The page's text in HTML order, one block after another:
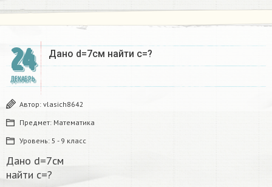
24
ДЕКАБРЬ
Дано d=7см найти с=?​
Автор: vlasich8642
Предмет: Математика
Уровень: 5 - 9 класс
Дано d=7см
найти с=?​